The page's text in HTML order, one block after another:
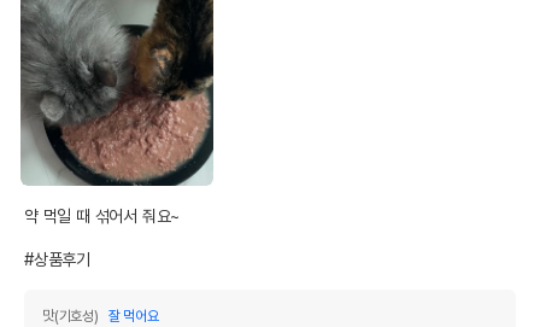
약 먹일 때 섞어서 줘요~
#상품후기
맛(기호성)
잘 먹어요